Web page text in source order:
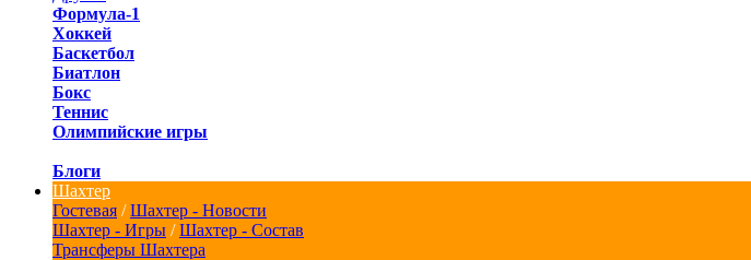
Формула-1
Хоккей
Баскетбол
Биатлон
Бокс
Теннис
Олимпийские игры
Блоги
Шахтер
Гостевая /Шахтер - Новости
Шахтер - Игры /Шахтер - Состав
Трансферы Шахтера